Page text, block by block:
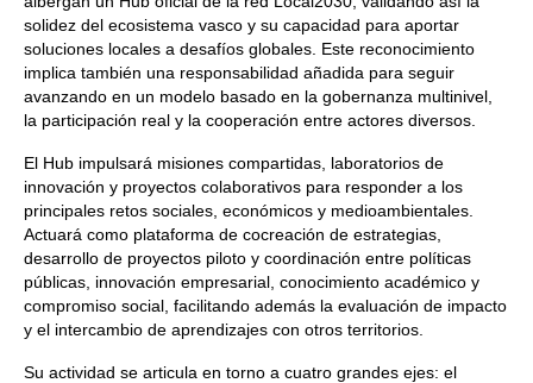
solidez del ecosistema vasco y su capacidad para aportar
soluciones locales a desafíos globales. Este reconocimiento
implica también una responsabilidad añadida para seguir
avanzando en un modelo basado en la gobernanza multinivel,
la participación real y la cooperación entre actores diversos.
El Hub impulsará misiones compartidas, laboratorios de
innovación y proyectos colaborativos para responder a los
principales retos sociales, económicos y medioambientales.
Actuará como plataforma de cocreación de estrategias,
desarrollo de proyectos piloto y coordinación entre políticas
públicas, innovación empresarial, conocimiento académico y
compromiso social, facilitando además la evaluación de impacto
y el intercambio de aprendizajes con otros territorios.
Su actividad se articula en torno a cuatro grandes ejes: el